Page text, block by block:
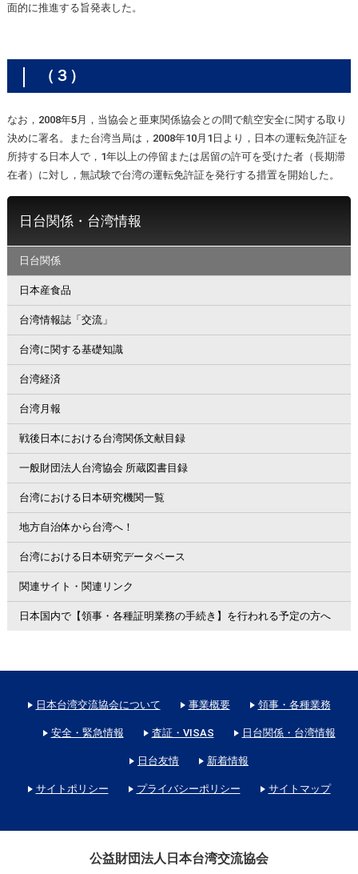
面的に推進する旨発表した。
（３）
なお，2008年5月，当協会と亜東関係協会との間で航空安全に関する取り
決めに署名。また台湾当局は，2008年10月1日より，日本の運転免許証を
所持する日本人で，1年以上の停留または居留の許可を受けた者（長期滞
在者）に対し，無試験で台湾の運転免許証を発行する措置を開始した。
日台関係・台湾情報
日台関係
日本産食品
台湾情報誌「交流」
台湾に関する基礎知識
台湾経済
台湾月報
戦後日本における台湾関係文献目録
一般財団法人台湾協会 所蔵図書目録
台湾における日本研究機関一覧
地方自治体から台湾へ！
台湾における日本研究データベース
関連サイト・関連リンク
日本国内で【領事・各種証明業務の手続き】を行われる予定の方へ
日本台湾交流協会について 事業概要 領事・各種業務
安全・緊急情報 査証・VISAS 日台関係・台湾情報
日台友情 新着情報
サイトポリシー プライバシーポリシー サイトマップ
公益財団法人日本台湾交流協会